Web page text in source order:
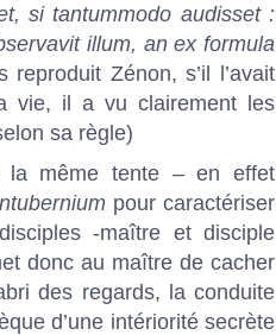
si tantummodo audisset :
illum, an ex formula
Zénon, s’il l’avait
vie, il a vu clairement les
sa règle)
la même tente – en effet
pour caractériser
-maître et disciple
donc au maître de cacher
des regards, la conduite
d’une intériorité secrète